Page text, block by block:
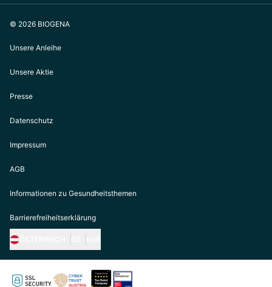
© 2026 BIOGENA
Unsere Anleihe
Unsere Aktie
Presse
Datenschutz
Impressum
AGB
Informationen zu Gesundheitsthemen
Barrierefreiheitserklärung
https://biogena.com/de-at
https://biogena.com/de-de